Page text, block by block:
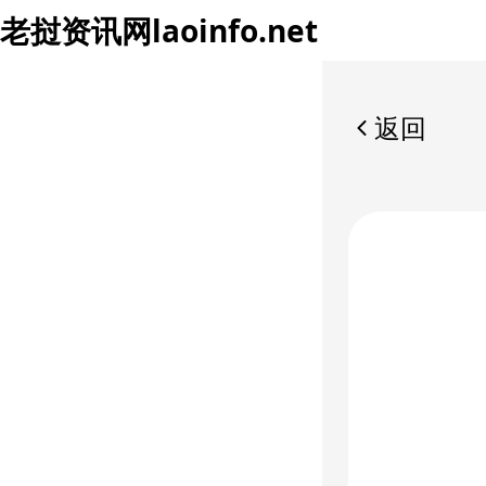
老挝资讯网laoinfo.net
返回